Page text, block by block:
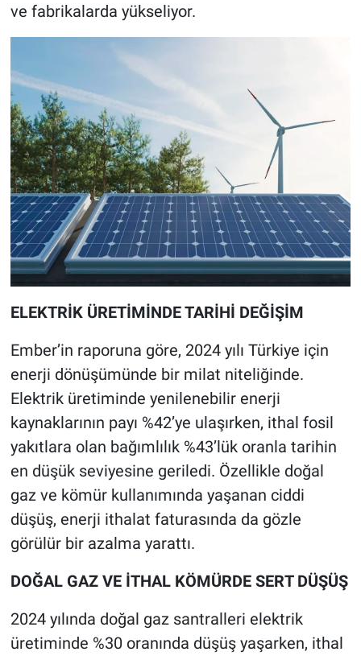
ve fabrikalarda yükseliyor.
ELEKTRİK ÜRETİMİNDE TARİHİ DEĞİŞİM
Ember’in raporuna göre, 2024 yılı Türkiye için
enerji dönüşümünde bir milat niteliğinde.
Elektrik üretiminde yenilenebilir enerji
kaynaklarının payı %42’ye ulaşırken, ithal fosil
yakıtlara olan bağımlılık %43’lük oranla tarihin
en düşük seviyesine geriledi. Özellikle doğal
gaz ve kömür kullanımında yaşanan ciddi
düşüş, enerji ithalat faturasında da gözle
görülür bir azalma yarattı.
DOĞAL GAZ VE İTHAL KÖMÜRDE SERT DÜŞÜŞ
2024 yılında doğal gaz santralleri elektrik
üretiminde %30 oranında düşüş yaşarken, ithal